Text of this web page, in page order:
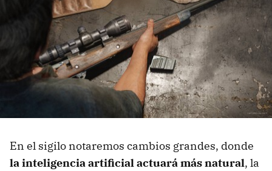
En el sigilo notaremos cambios grandes, donde
la inteligencia artificial actuará más natural, la